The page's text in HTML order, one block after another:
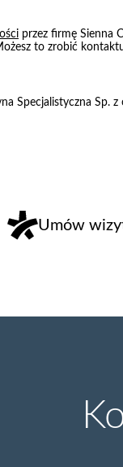
przez firmę Sienna
to zrobić
Specjalistyczna Sp.
Umów